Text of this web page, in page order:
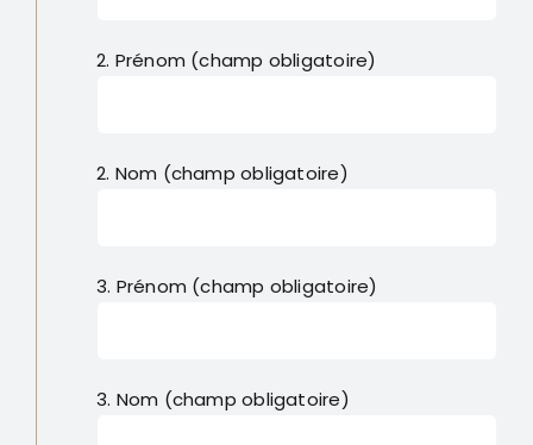
2. Prénom (champ obligatoire)
2. Nom (champ obligatoire)
3. Prénom (champ obligatoire)
3. Nom (champ obligatoire)